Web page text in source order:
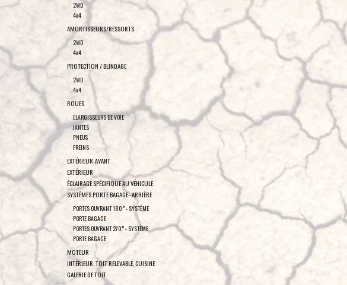
2WD
4x4
AMORTISSEURS/RESSORTS
2WD
4x4
PROTECTION / BLINDAGE
2WD
4x4
ROUES
ELARGISSEURS DE VOIE
JANTES
PNEUS
FREINS
EXTÉRIEUR-AVANT
EXTÉRIEUR
ÉCLAIRAGE SPÉCIFIQUE AU VÉHICULE
SYSTÈMES PORTE BAGAGE–ARRIÈRE
PORTES OUVRANT 180° - SYSTÈME
PORTE BAGAGE
PORTES OUVRANT 270° - SYSTÈME
PORTE BAGAGE
MOTEUR
INTÉRIEUR, TOIT RELEVABLE, CUISINE
GALERIE DE TOIT